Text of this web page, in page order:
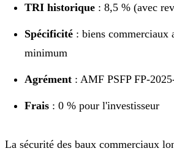
TRI historique : 8,5 % (avec
Spécificité : biens commerciaux
minimum
Agrément : AMF PSFP FP-
Frais : 0 % pour l'investisseur
La sécurité des baux commerciaux